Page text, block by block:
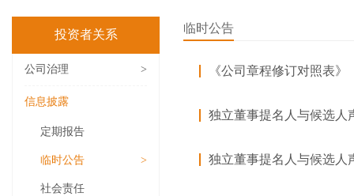
投资者关系
公司治理 >
信息披露
定期报告
临时公告 >
社会责任
临时公告
《公司章程修订对照表》
独立董事提名人与候选人
独立董事提名人与候选人